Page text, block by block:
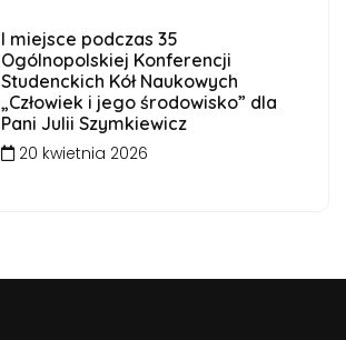
I miejsce podczas 35
Ogólnopolskiej Konferencji
Studenckich Kół Naukowych
„Człowiek i jego środowisko” dla
Pani Julii Szymkiewicz
20 kwietnia 2026